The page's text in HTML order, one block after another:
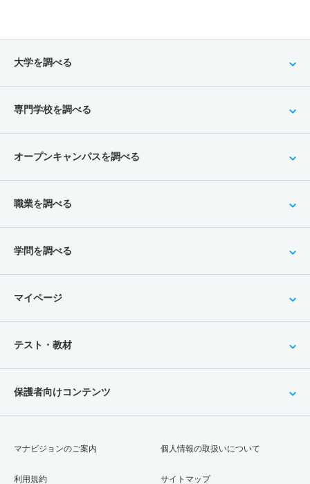
大学を調べる
専門学校を調べる
オープンキャンパスを調べる
職業を調べる
学問を調べる
マイページ
テスト・教材
保護者向けコンテンツ
マナビジョンのご案内
利用規約
個人情報の取扱いについて
サイトマップ